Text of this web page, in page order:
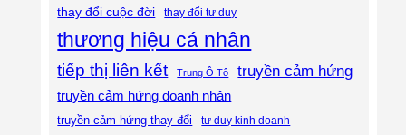
thay đổi cuộc đời thay đổi tư duy
thương hiệu cá nhân
tiếp thị liên kết Trung Ô Tô truyền cảm hứng
truyền cảm hứng doanh nhân
truyền cảm hứng thay đổi tư duy kinh doanh